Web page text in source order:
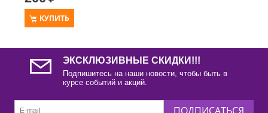
КУПИТЬ
ЭКСКЛЮЗИВНЫЕ СКИДКИ!!!
Подпишитесь на наши новости, чтобы быть в
курсе событий и акций.